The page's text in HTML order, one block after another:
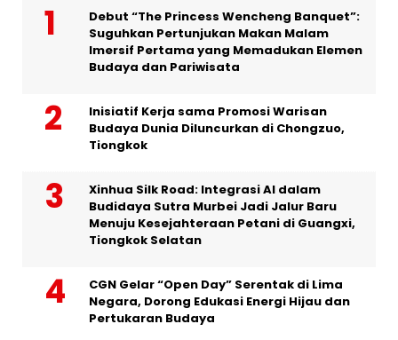
Debut “The Princess Wencheng Banquet”:
Suguhkan Pertunjukan Makan Malam
Imersif Pertama yang Memadukan Elemen
Budaya dan Pariwisata
Inisiatif Kerja sama Promosi Warisan
Budaya Dunia Diluncurkan di Chongzuo,
Tiongkok
Xinhua Silk Road: Integrasi AI dalam
Budidaya Sutra Murbei Jadi Jalur Baru
Menuju Kesejahteraan Petani di Guangxi,
Tiongkok Selatan
CGN Gelar “Open Day” Serentak di Lima
Negara, Dorong Edukasi Energi Hijau dan
Pertukaran Budaya